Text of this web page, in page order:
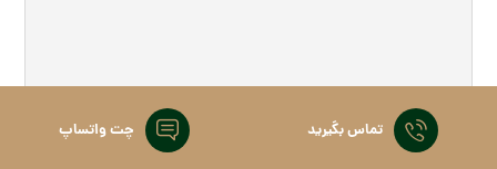
تماس بگیرید چت واتساپ